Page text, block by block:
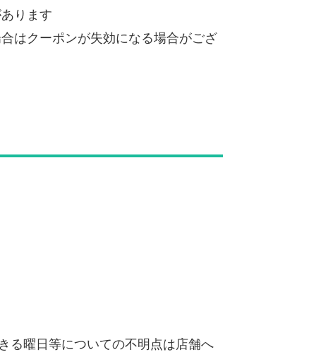
ります
はクーポンが失効になる場合がござ
る曜日等についての不明点は店舗へ